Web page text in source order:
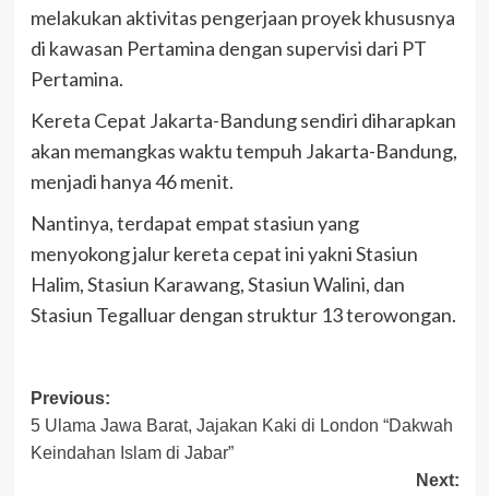
melakukan aktivitas pengerjaan proyek khususnya
di kawasan Pertamina dengan supervisi dari PT
Pertamina.
Kereta Cepat Jakarta-Bandung sendiri diharapkan
akan memangkas waktu tempuh Jakarta-Bandung,
menjadi hanya 46 menit.
Nantinya, terdapat empat stasiun yang
menyokong jalur kereta cepat ini yakni Stasiun
Halim, Stasiun Karawang, Stasiun Walini, dan
Stasiun Tegalluar dengan struktur 13 terowongan.
Post
navigation
Previous:
5 Ulama Jawa Barat, Jajakan Kaki di London “Dakwah
Keindahan Islam di Jabar”
Next: